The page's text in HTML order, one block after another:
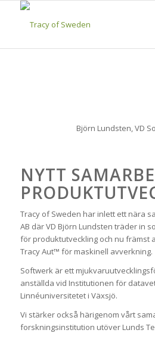
Björn Lundsten, VD
NYTT
Tracy of Sweden har inlett ett nära
AB där VD Björn Lundsten träder in
för produktutveckling och nu främst
Tracy Aut™ för maskinell avverkning.
Softwerk är ett
anställda vid Institutionen för
Linnéuniversitetet i Växsjö.
Vi stärker också härigenom vårt
forskningsinstitution utöver Lunds